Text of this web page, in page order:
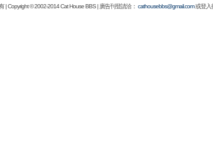
| Copyright © 2002-2014Cat House BBS| 廣告刊登請洽： cathousebbs@gmail.com或登入